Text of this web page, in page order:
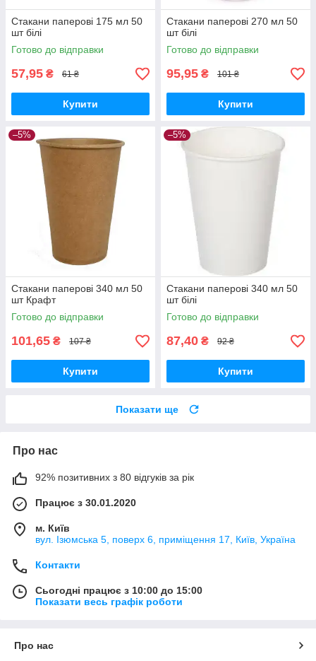
Стакани паперові 175 мл 50
шт білі
Готово до відправки
57,95 ₴ 61 ₴
Купити
Стакани паперові 270 мл 50
шт білі
Готово до відправки
95,95 ₴ 101 ₴
Купити
–5%
Стакани паперові 340 мл 50
шт Крафт
Готово до відправки
101,65 ₴ 107 ₴
Купити
–5%
Стакани паперові 340 мл 50
шт білі
Готово до відправки
87,40 ₴ 92 ₴
Купити
Показати ще
Про нас
92% позитивних з 80 відгуків за рік
Працює з 30.01.2020
м. Київ
вул. Ізюмська 5, поверх 6, приміщення 17, Київ, Україна
Контакти
Сьогодні працює з 10:00 до 15:00
Показати весь графік роботи
Про нас